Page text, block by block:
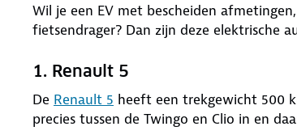
Wil je een EV met bescheiden
fietsendrager? Dan zijn deze elektrische
1. Renault 5
De Renault 5 heeft een trekgewicht 500
precies tussen de Twingo en Clio in en